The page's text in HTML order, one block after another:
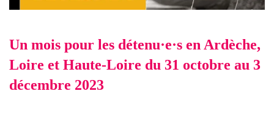
Un mois pour les détenu·e·s en Ardèche,
Loire et Haute-Loire du 31 octobre au 3
décembre 2023